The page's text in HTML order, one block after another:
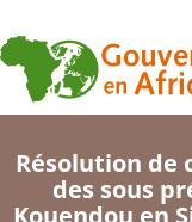
Résolution de
des sous
Kouendou en